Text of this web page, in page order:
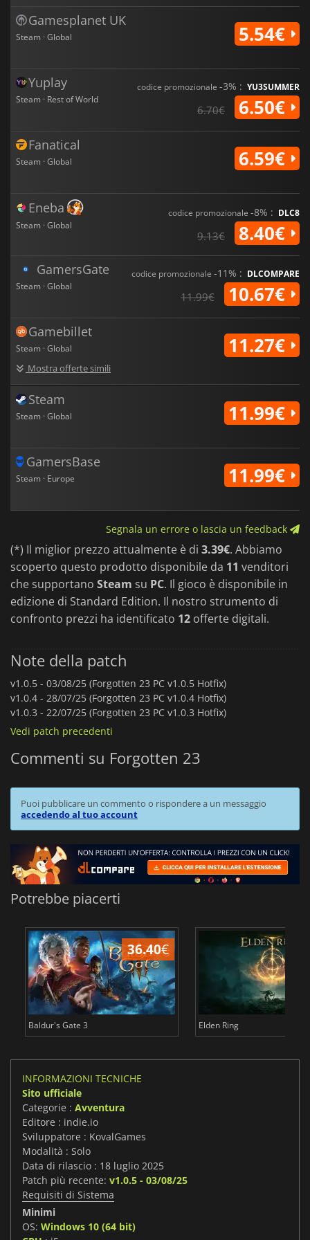
Gamesplanet UK
Steam · Global 5.54€
Yuplay
Steam · Rest of World
codice promozionale -3% : YU3SUMMER
6.70€ 6.50€
Fanatical
Steam · Global 6.59€
Eneba
Steam · Global
codice promozionale -8% : DLC8
9.13€ 8.40€
GamersGate
Steam · Global
codice promozionale -11% : DLCOMPARE
11.99€ 10.67€
Gamebillet
Steam · Global
Mostra offerte simili
11.27€
Steam
Steam · Global 11.99€
GamersBase
Steam · Europe 11.99€
Segnala un errore o lascia un feedback
(*) Il miglior prezzo attualmente è di 3.39€. Abbiamo
scoperto questo prodotto disponibile da 11 venditori
che supportano Steam su PC. Il gioco è disponibile in
edizione di Standard Edition. Il nostro strumento di
confronto prezzi ha identificato 12 offerte digitali.
Note della patch
v1.0.5 - 03/08/25 (Forgotten 23 PC v1.0.5 Hotfix)
v1.0.4 - 28/07/25 (Forgotten 23 PC v1.0.4 Hotfix)
v1.0.3 - 22/07/25 (Forgotten 23 PC v1.0.3 Hotfix)
Vedi patch precedenti
Commenti su Forgotten 23
Puoi pubblicare un commento o rispondere a un messaggio
accedendo al tuo account
Potrebbe piacerti
36.40€
Baldur's Gate 3 Elden Ring
INFORMAZIONI TECNICHE
Sito ufficiale
Categorie : Avventura
Editore : indie.io
Sviluppatore : KovalGames
Modalità : Solo
Data di rilascio : 18 luglio 2025
Patch più recente: v1.0.5 - 03/08/25
Requisiti di Sistema
Minimi
OS: Windows 10 (64 bit)